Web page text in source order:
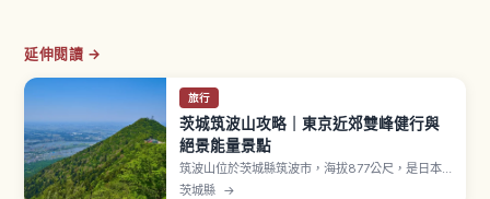
延伸閱讀 →
旅行
茨城筑波山攻略｜東京近郊雙峰健行與
絕景能量景點
筑波山位於茨城縣筑波市，海拔877公尺，是日本
百名山中最低的一座。自古被稱為「西有富士，東
茨城縣 →